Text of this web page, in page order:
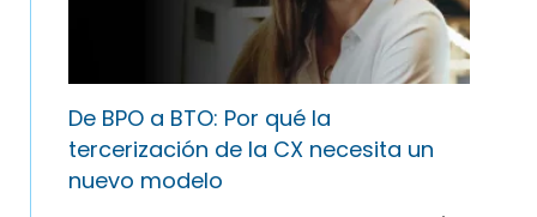
De BPO a BTO: Por qué la
tercerización de la CX necesita un
nuevo modelo